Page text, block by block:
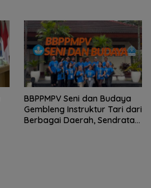
BBPPMPV Seni dan Budaya
Gembleng Instruktur Tari dari
Berbagai Daerah, Sendratari